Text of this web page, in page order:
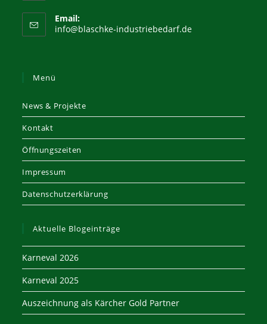
Email:
info@blaschke-industriebedarf.deOpens
Menü
News & Projekte
Kontakt
Öffnungszeiten
Impressum
Datenschutzerklärung
Aktuelle Blogeinträge
Karneval 2026
Karneval 2025
Auszeichnung als Kärcher Gold Partner